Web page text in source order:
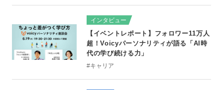
インタビュー
【イベントレポート】フォロワー11万人
超！Voicyパーソナリティが語る「AI時
代の学び続ける力」
#キャリア